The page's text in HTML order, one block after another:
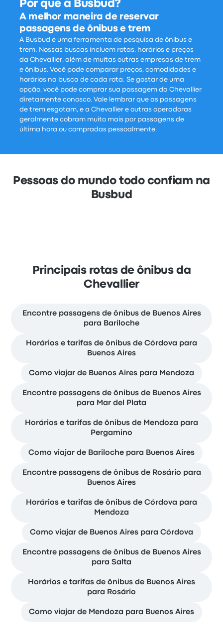
Por que a Busbud?
A melhor maneira de reservar
passagens de ônibus e trem
A Busbud é uma ferramenta de pesquisa de ônibus e
trem. Nossas buscas incluem rotas, horários e preços
da Chevallier, além de muitas outras empresas de trem
e ônibus. Você pode comparar preços, comodidades e
horários na busca de cada rota. Se gostar de uma
opção, você pode comprar sua passagem da Chevallier
diretamente conosco. Vale lembrar que as passagens
de trem esgotam, e a Chevallier e outras operadoras
geralmente cobram muito mais por passagens de
última hora ou compradas pessoalmente.
Pessoas do mundo todo confiam na
Busbud
Principais rotas de ônibus da
Chevallier
Encontre passagens de ônibus de Buenos Aires
para Bariloche
Horários e tarifas de ônibus de Córdova para
Buenos Aires
Como viajar de Buenos Aires para Mendoza
Encontre passagens de ônibus de Buenos Aires
para Mar del Plata
Horários e tarifas de ônibus de Mendoza para
Pergamino
Como viajar de Bariloche para Buenos Aires
Encontre passagens de ônibus de Rosário para
Buenos Aires
Horários e tarifas de ônibus de Córdova para
Mendoza
Como viajar de Buenos Aires para Córdova
Encontre passagens de ônibus de Buenos Aires
para Salta
Horários e tarifas de ônibus de Buenos Aires
para Rosário
Como viajar de Mendoza para Buenos Aires